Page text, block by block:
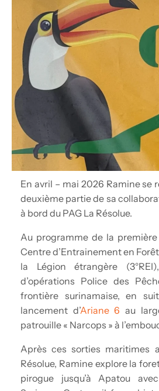
En avril – mai 2026 Ramine se
deuxième partie de sa
à bord du PAG La Résolue.
Au programme de la
Centre d’Entrainement en
la Légion étrangère
d’opérations Police des
frontière surinamaise, en
lancement d’Ariane 6 au
patrouille « Narcops » à
Après ces sorties maritimes
Résolue, Ramine explore la
pirogue jusqu’à Apatou